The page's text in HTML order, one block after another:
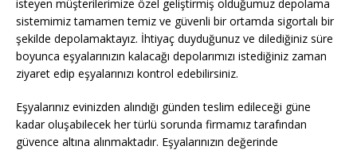
isteyen müşterilerimize özel geliştirmiş olduğumuz depolama
sistemimiz tamamen temiz ve güvenli bir ortamda sigortalı bir
şekilde depolamaktayız. İhtiyaç duyduğunuz ve dilediğiniz süre
boyunca eşyalarınızın kalacağı depolarımızı istediğiniz zaman
ziyaret edip eşyalarınızı kontrol edebilirsiniz.
Eşyalarınız evinizden alındığı günden teslim edileceği güne
kadar oluşabilecek her türlü sorunda firmamız tarafından
güvence altına alınmaktadır. Eşyalarınızın değerinde